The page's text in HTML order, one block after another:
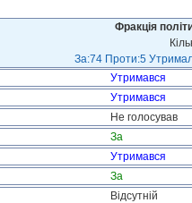
Фракція
За:74 Проти:5
Утримався
Утримався
Не голосував
За
Утримався
За
Відсутній